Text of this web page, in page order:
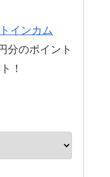
分のポイント
！